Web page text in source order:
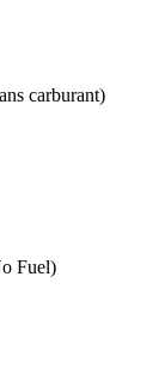
carburant)
Fuel)